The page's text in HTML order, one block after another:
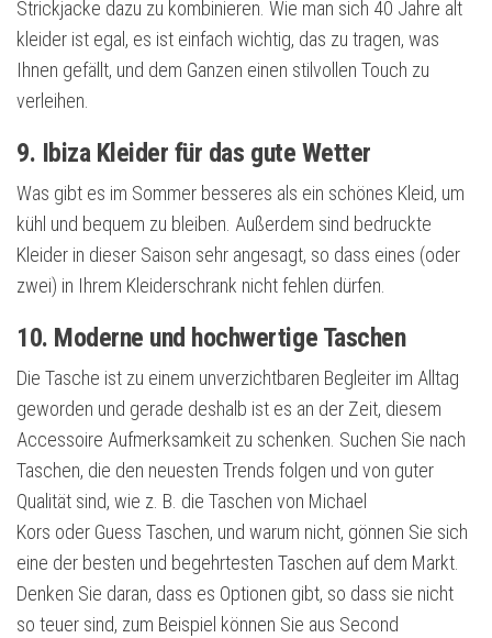
Strickjacke dazu zu kombinieren. Wie man sich 40 Jahre alt
kleider ist egal, es ist einfach wichtig, das zu tragen, was
Ihnen gefällt, und dem Ganzen einen stilvollen Touch zu
verleihen.
9. Ibiza Kleider für das gute Wetter
Was gibt es im Sommer besseres als ein schönes Kleid, um
kühl und bequem zu bleiben. Außerdem sind bedruckte
Kleider in dieser Saison sehr angesagt, so dass eines (oder
zwei) in Ihrem Kleiderschrank nicht fehlen dürfen.
10. Moderne und hochwertige Taschen
Die Tasche ist zu einem unverzichtbaren Begleiter im Alltag
geworden und gerade deshalb ist es an der Zeit, diesem
Accessoire Aufmerksamkeit zu schenken. Suchen Sie nach
Taschen, die den neuesten Trends folgen und von guter
Qualität sind, wie z. B. die Taschen von Michael
Kors oder Guess Taschen, und warum nicht, gönnen Sie sich
eine der besten und begehrtesten Taschen auf dem Markt.
Denken Sie daran, dass es Optionen gibt, so dass sie nicht
so teuer sind, zum Beispiel können Sie aus Second